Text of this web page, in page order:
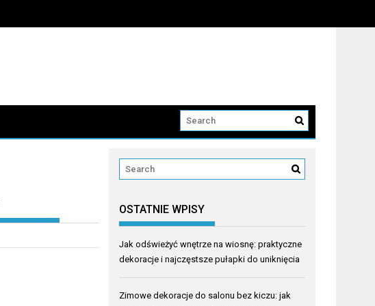
OSTATNIE WPISY
Jak odświeżyć wnętrze na wiosnę: praktyczne
dekoracje i najczęstsze pułapki do uniknięcia
Zimowe dekoracje do salonu bez kiczu: jak